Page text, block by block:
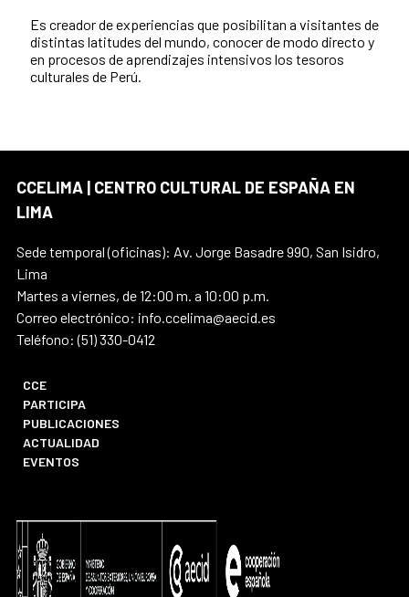
Es creador de experiencias que posibilitan a visitantes de
distintas latitudes del mundo, conocer de modo directo y
en procesos de aprendizajes intensivos los tesoros
culturales de Perú.
CCELIMA | CENTRO CULTURAL DE ESPAÑA EN
LIMA
Sede temporal (oficinas): Av. Jorge Basadre 990, San Isidro,
Lima
Martes a viernes, de 12:00 m. a 10:00 p.m.
Correo electrónico: info.ccelima@aecid.es
Teléfono: (51) 330-0412
CCE
PARTICIPA
PUBLICACIONES
ACTUALIDAD
EVENTOS